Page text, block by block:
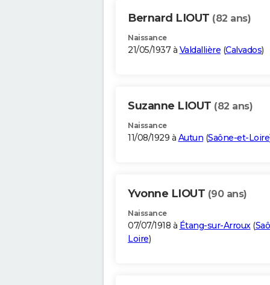
Bernard LIOUT (82 ans)
Naissance
21/05/1937 à Valdallière (Calvados)
Suzanne LIOUT (82 ans)
Naissance
11/08/1929 à Autun (Saône-et-Loire
Yvonne LIOUT (90 ans)
Naissance
07/07/1918 à Étang-sur-Arroux(
Loire)